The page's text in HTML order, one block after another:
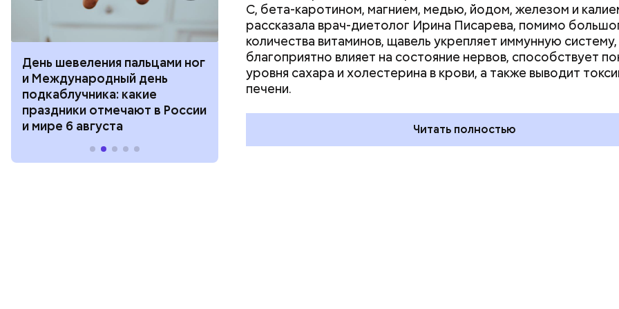
День шевеления пальцами ног
и Международный день
подкаблучника: какие
праздники отмечают в России
и мире 6 августа
День разглядывания
горизонта и День пьяного
курсанта: какие праздники
отмечают в России и мире 5
День качания на качелях и
День шампанского: какие
и мире 4 августа
С, бета-каротином, магнием, медью, йодом, железом и
рассказала врач-диетолог Ирина Писарева, помимо
количества витаминов, щавель укрепляет иммунную систему,
благоприятно влияет на состояние нервов, способствует
уровня сахара и холестерина в крови, а также выводит
печени.
Читать полностью